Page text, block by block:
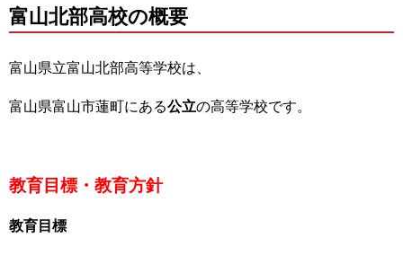
富山北部高校の概要
富山県立富山北部高等学校は、
富山県富山市蓮町にある公立の高等学校です。
教育目標・教育方針
教育目標